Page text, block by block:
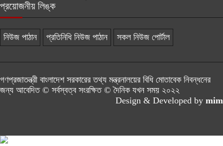
প্রয়োজনীয় লিঙ্ক
নিউজ পাঠান প্রতিনিধি নিউজ পাঠান সকল নিউজ পোর্টাল
গণপ্রজাতন্ত্রী বাংলাদেশ সরকারের তথ্য মন্ত্রনালয়ের বিধি মোতাবেক নিবন্ধনের
জন্য আবেদিত © সর্বস্বত্ব সংরক্ষিত © দৈনিক যখন সময় ২০২২
Design & Developed by mim